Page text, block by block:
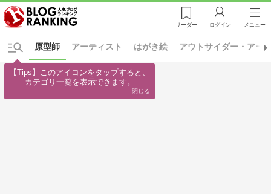
リーダー ログイン メニュー
アーティスト はがき絵 アウトサイダー・アー
原型師
【Tips】このアイコンをタップすると、
カテゴリ一覧を表示できます。
閉じる